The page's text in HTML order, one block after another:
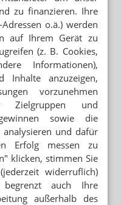
zu finanzieren. Ihre
o.ä.) werden
auf Ihrem Gerät zu
(z. B. Cookies,
Informationen),
Inhalte anzuzeigen,
vorzunehmen
Zielgruppen und
sowie die
analysieren und dafür
Erfolg messen zu
klicken, stimmen Sie
widerruflich)
auch Ihre
außerhalb des